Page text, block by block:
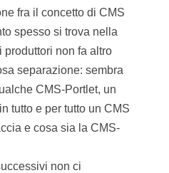
fra il concetto di CMS
spesso si trova nella
non fa altro
separazione: sembra
CMS-Portlet, un
tutto e per tutto un CMS
e cosa sia la CMS-
non ci